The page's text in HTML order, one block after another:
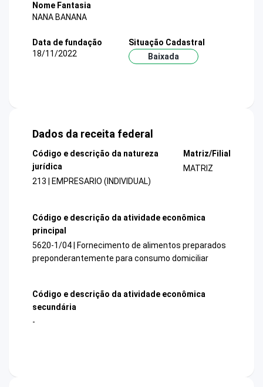
Nome Fantasia
NANA BANANA
Data de fundação
18/11/2022
Situação Cadastral
Baixada
Dados da receita federal
Código e descrição da natureza
jurídica
213 | EMPRESARIO (INDIVIDUAL)
Matriz/Filial
MATRIZ
Código e descrição da atividade econômica
principal
5620-1/04 | Fornecimento de alimentos preparados
preponderantemente para consumo domiciliar
Código e descrição da atividade econômica
secundária
-